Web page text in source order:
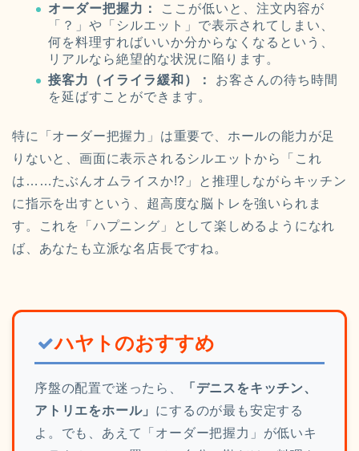
オーダー把握力：
ここが低いと、注文内容が
「？」や「シルエット」で表示されてしまい、
何を料理すればいいか分からなくなるという、
リアルなら絶望的な状況に陥ります。
接客力（イライラ緩和）：
お客さんの待ち時間
を延ばすことができます。
特に「オーダー把握力」は重要で、ホールの能力が足
りないと、画面に表示されるシルエットから「これ
は……たぶんオムライスか!?」と推理しながらキッチン
に指示を出すという、超高度な脳トレを強いられま
す。これを「ハプニング」として楽しめるようになれ
ば、あなたも立派な名店長ですね。
ハヤトのおすすめ
序盤の配置で迷ったら、
「デニスをキッチン、
アトリエをホール」 にするのが最も安定する
よ。でも、あえて「オーダー把握力」が低いキ